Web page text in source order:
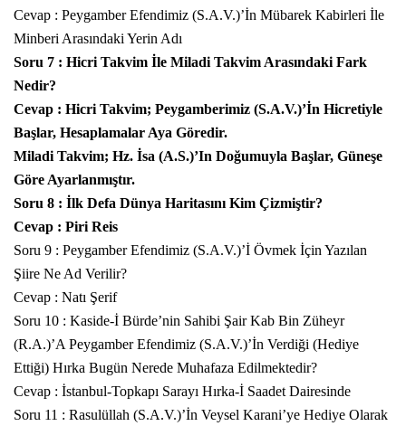
Cevap : Peygamber Efendimiz (S.A.V.)’İn Mübarek Kabirleri İle
Minberi Arasındaki Yerin Adı
Soru 7 : Hicri Takvim İle Miladi Takvim Arasındaki Fark
Nedir?
Cevap : Hicri Takvim; Peygamberimiz (S.A.V.)’İn Hicretiyle
Başlar, Hesaplamalar Aya Göredir.
Miladi Takvim; Hz. İsa (A.S.)’In Doğumuyla Başlar, Güneşe
Göre Ayarlanmıştır.
Soru 8 : İlk Defa Dünya Haritasını Kim Çizmiştir?
Cevap : Piri Reis
Soru 9 : Peygamber Efendimiz (S.A.V.)’İ Övmek İçin Yazılan
Şiire Ne Ad Verilir?
Cevap : Natı Şerif
Soru 10 : Kaside-İ Bürde’nin Sahibi Şair Kab Bin Züheyr
(R.A.)’A Peygamber Efendimiz (S.A.V.)’İn Verdiği (Hediye
Ettiği) Hırka Bugün Nerede Muhafaza Edilmektedir?
Cevap : İstanbul-Topkapı Sarayı Hırka-İ Saadet Dairesinde
Soru 11 : Rasulüllah (S.A.V.)’İn Veysel Karani’ye Hediye Olarak